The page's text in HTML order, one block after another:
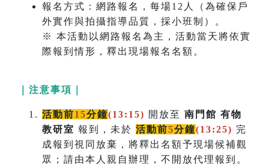
報名方式：網路報名，每場12人（為確保戶
外實作與拍攝指導品質，採小班制）。
※ 本活動以網路報名為主，活動當天將依實
際報到情形，釋出現場報名名額。
｜注意事項｜
活動前15分鐘(13:15) 開放至 南門館 有物
教研室 報到，未於 活動前5分鐘(13:25) 完
成報到視同放棄，將釋出名額予現場候補觀
眾；請由本人親自辦理，不開放代理報到。